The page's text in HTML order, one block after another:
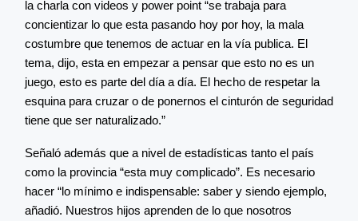
la charla con videos y power point “se trabaja para
concientizar lo que esta pasando hoy por hoy, la mala
costumbre que tenemos de actuar en la vía publica. El
tema, dijo, esta en empezar a pensar que esto no es un
juego, esto es parte del día a día. El hecho de respetar la
esquina para cruzar o de ponernos el cinturón de seguridad
tiene que ser naturalizado.”
Señaló además que a nivel de estadísticas tanto el país
como la provincia “esta muy complicado”. Es necesario
hacer “lo mínimo e indispensable: saber y siendo ejemplo,
añadió. Nuestros hijos aprenden de lo que nosotros